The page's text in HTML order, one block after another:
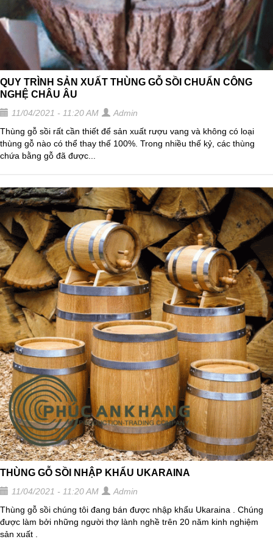
QUY TRÌNH SẢN XUẤT THÙNG GỖ SỒI CHUẨN CÔNG
NGHỆ CHÂU ÂU
11/04/2021 - 11:20 AM
Admin
Thùng gỗ sồi rất cần thiết để sản xuất rượu vang và không có loại
thùng gỗ nào có thể thay thế 100%. Trong nhiều thế kỷ, các thùng
chứa bằng gỗ đã được...
THÙNG GỖ SỒI NHẬP KHẨU UKARAINA
11/04/2021 - 11:20 AM
Admin
Thùng gỗ sồi chúng tôi đang bán được nhập khẩu Ukaraina . Chúng
được làm bởi những người thợ lành nghề trên 20 năm kinh nghiệm
sản xuất .